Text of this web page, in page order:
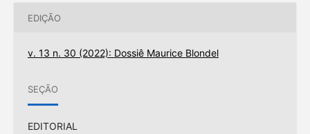
EDIÇÃO
v. 13 n. 30 (2022): Dossiê Maurice Blondel
SEÇÃO
EDITORIAL